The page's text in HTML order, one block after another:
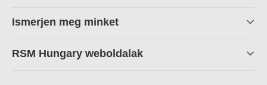
Ismerjen meg minket
RSM Hungary weboldalak